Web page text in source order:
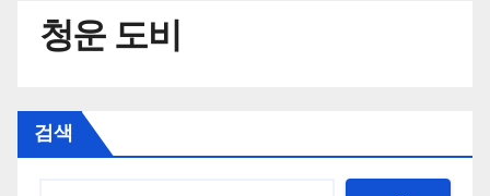
청운 도비
검색